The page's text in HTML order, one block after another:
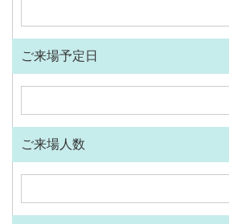
ご来場予定日
ご来場人数